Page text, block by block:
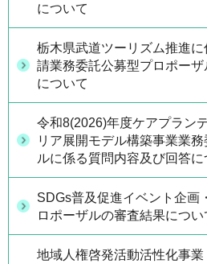
について
栃木県武道ツーリズム推進
請業務委託公募型プロポー
について
令和8(2026)年度ケアプラン
リア展開モデル構築事業業
ルに係る質問内容及び回答に
SDGs普及促進イベント企画
ロポーザルの審査結果につい
地域人権啓発活動活性化事